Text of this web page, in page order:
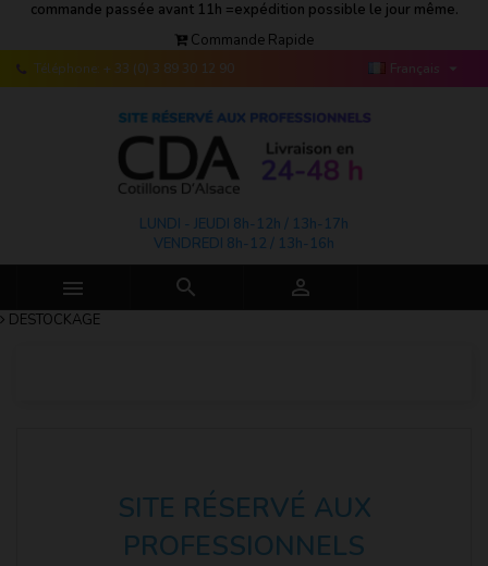
commande passée avant 11h =expédition possible le jour même.
Commande Rapide
Téléphone: + 33 (0) 3 89 30 12 90 Français 
LUNDI - JEUDI 8h-12h / 13h-17h
VENDREDI 8h-12 / 13h-16h
  
DESTOCKAGE
SITE RÉSERVÉ AUX
PROFESSIONNELS